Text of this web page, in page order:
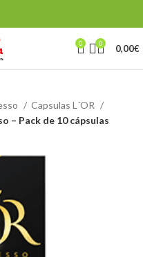
0 0 0,00€
Capsulas L´OR
– Pack de 10 cápsulas